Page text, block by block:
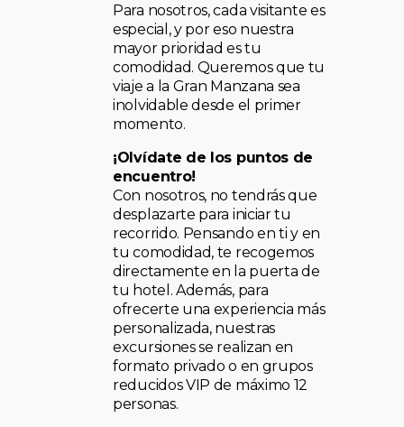
Para nosotros, cada visitante es
especial, y por eso nuestra
mayor prioridad es tu
comodidad. Queremos que tu
viaje a la Gran Manzana sea
inolvidable desde el primer
momento.
¡Olvídate de los puntos de
encuentro!
Con nosotros, no tendrás que
desplazarte para iniciar tu
recorrido. Pensando en ti y en
tu comodidad, te recogemos
directamente en la puerta de
tu hotel. Además, para
ofrecerte una experiencia más
personalizada, nuestras
excursiones se realizan en
formato privado o en grupos
reducidos VIP de máximo 12
personas.